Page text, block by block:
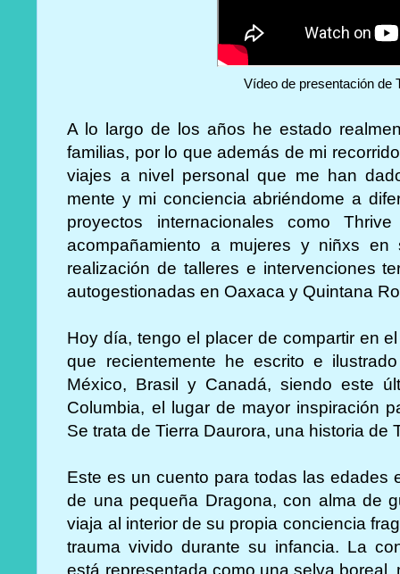
Vídeo de presentación de
A lo largo de los años he estado
familias, por lo que además de mi
viajes a nivel personal que me han
mente y mi conciencia abriéndome a
proyectos internacionales como
acompañamiento a mujeres y niñxs
realización de talleres e intervenciones
autogestionadas en Oaxaca y Quintana
Hoy día, tengo el placer de compartir en
que recientemente he escrito e
México, Brasil y Canadá, siendo este
Columbia, el lugar de mayor inspiración
Se trata de Tierra Daurora, una historia de
Este es un cuento para todas las edades
de una pequeña Dragona, con alma de
viaja al interior de su propia conciencia
trauma vivido durante su infancia. La
está representada como una selva